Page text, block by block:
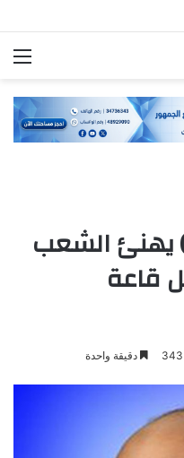
يهنئ الشعب
قاعة
343 دقيقة واحدة